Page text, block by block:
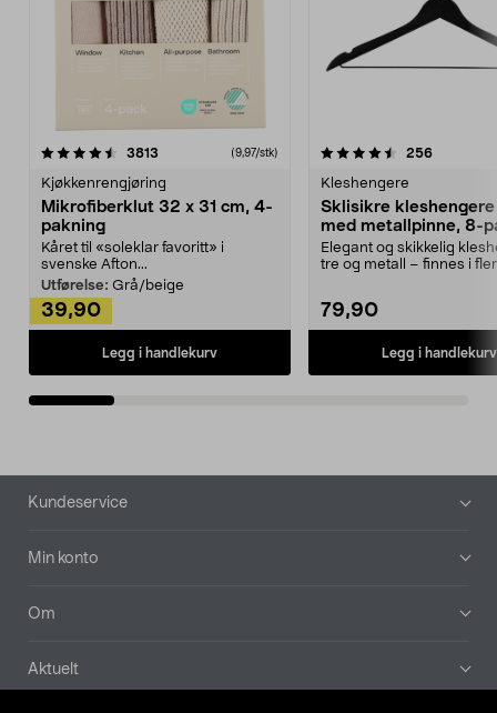
3813 anmeldelser(9,97/stk)
Kjøkkenrengjøring
Mikrofiberklut 32 x 31 cm, 4-
pakning
Kåret til «soleklar favoritt» i
svenske Afton...
Utførelse: Grå/beige
39,90
Legg i handlekurv
4.5av 5 stjerner 256
Kleshengere
Sklisikre
med metallpinne, 8-
Elegant og skikkelig
tre og metall – finnes i
79,90
Legg i handlekurv
4.5av 5 stjerner
Bunntekst
Kundeservice
Min konto
Om
Aktuelt